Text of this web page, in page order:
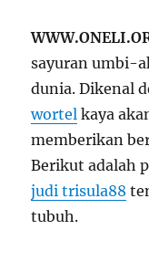
sayuran umbi-
dunia. Dikenal
wortel kaya
memberikan
Berikut adalah
judi trisula88
tubuh.